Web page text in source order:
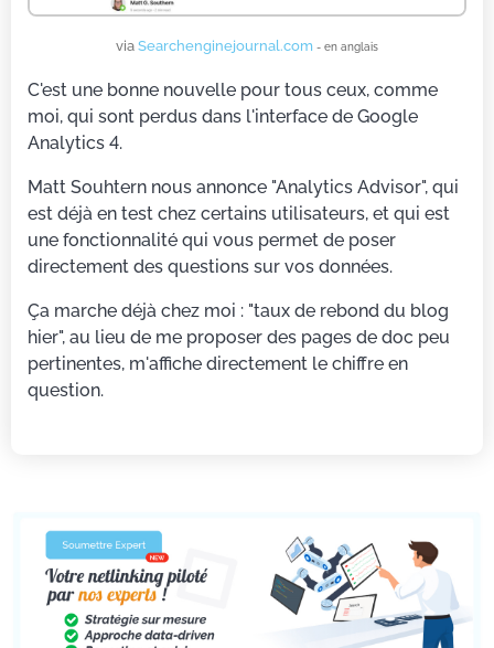
via Searchenginejournal.com - en anglais
C'est une bonne nouvelle pour tous ceux, comme
moi, qui sont perdus dans l'interface de Google
Analytics 4.
Matt Souhtern nous annonce "Analytics Advisor", qui
est déjà en test chez certains utilisateurs, et qui est
une fonctionnalité qui vous permet de poser
directement des questions sur vos données.
Ça marche déjà chez moi : "taux de rebond du blog
hier", au lieu de me proposer des pages de doc peu
pertinentes, m'affiche directement le chiffre en
question.